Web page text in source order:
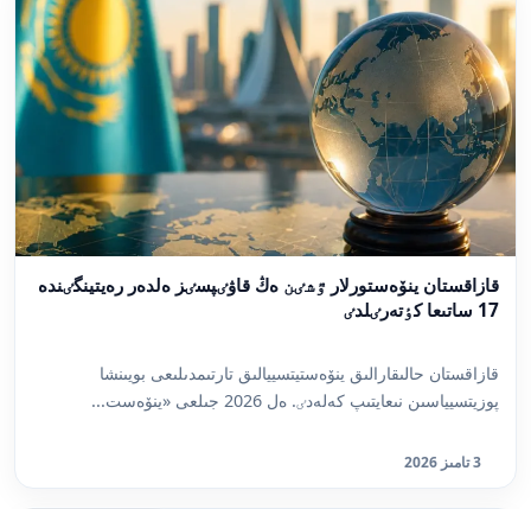
قازاقستان ينۆەستورلار ٷشٸن ەڭ قاۋٸپسٸز ەلدەر رەيتينگٸندە
17 ساتىعا كٶتەرٸلدٸ
قازاقستان حالىقارالىق ينۆەستيتسييالىق تارتىمدىلىعى بويىنشا
پوزيتسيياسىن نىعايتىپ كەلەدٸ. ەل 2026 جىلعى «ينۆەست...
3 تامىز 2026